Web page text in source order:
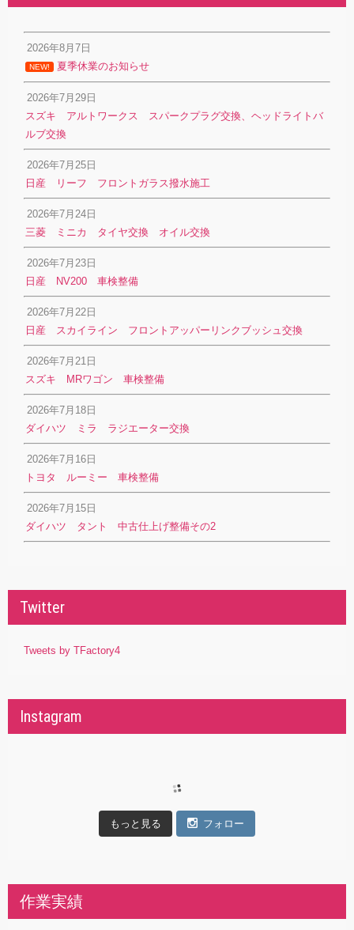
2026年8月7日
NEW! 夏季休業のお知らせ
2026年7月29日
スズキ アルトワークス スパークプラグ交換、ヘッドライトバ
ルブ交換
2026年7月25日
日産 リーフ フロントガラス撥水施工
2026年7月24日
三菱 ミニカ タイヤ交換 オイル交換
2026年7月23日
日産 NV200 車検整備
2026年7月22日
日産 スカイライン フロントアッパーリンクブッシュ交換
2026年7月21日
スズキ MRワゴン 車検整備
2026年7月18日
ダイハツ ミラ ラジエーター交換
2026年7月16日
トヨタ ルーミー 車検整備
2026年7月15日
ダイハツ タント 中古仕上げ整備その2
Twitter
Tweets by TFactory4
Instagram
もっと見る フォロー
作業実績